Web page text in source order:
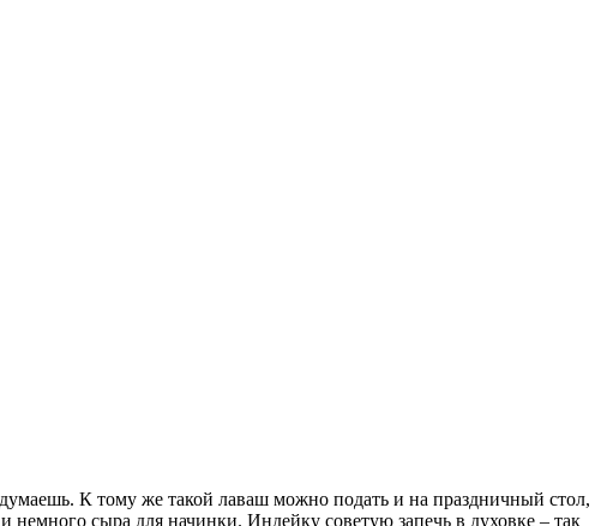
К тому же такой лаваш можно подать и на праздничный стол,
сыра для начинки. Индейку советую запечь в духовке – так